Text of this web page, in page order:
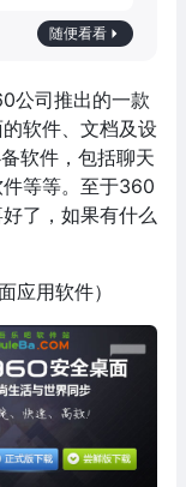
随便看看
公司推出的一款
软件、文档及设
软件，包括聊天
等等。至于360
了，如果有什么
用软件）